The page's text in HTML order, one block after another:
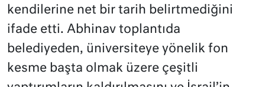
kendilerine net bir tarih belirtmediğini
ifade etti. Abhinav toplantıda
belediyeden, üniversiteye yönelik fon
kesme başta olmak üzere çeşitli